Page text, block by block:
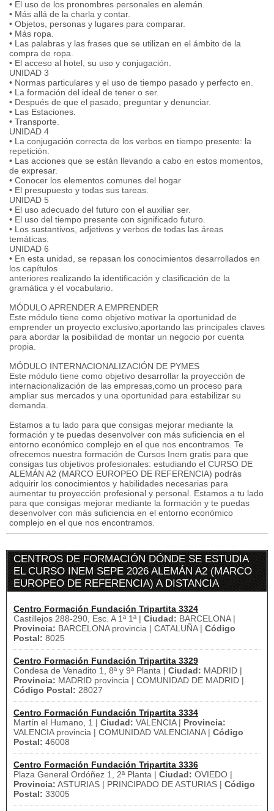
• El uso de los pronombres personales en alemán.
• Más allá de la charla y contar.
• Objetos, personas y lugares para comparar.
• Más ropa.
• Las palabras y las frases que se utilizan en el ámbito de la
compra de ropa.
• El acceso al hotel, su uso y conjugación.
UNIDAD 3
• Normas particulares y el uso de tiempo pasado y perfecto en.
• La formación del ideal de tener o ser.
• Después de que el pasado, preguntar y denunciar.
• Las Estaciones.
• Transporte.
UNIDAD 4
• La conjugación correcta de los verbos en tiempo presente: la
repetición.
• Las acciones que se están llevando a cabo en estos momentos,
de expresar.
• Conocer los elementos comunes del hogar
• El presupuesto y todas sus tareas.
UNIDAD 5
• El uso adecuado del futuro con el auxiliar ser.
• El uso del tiempo presente con significado futuro.
• Los sustantivos, adjetivos y verbos de todas las áreas
temáticas.
UNIDAD 6
• En esta unidad, se repasan los conocimientos desarrollados en
los capítulos
anteriores realizando la identificación y clasificación de la
gramática y el vocabulario.
MÓDULO APRENDER A EMPRENDER
Este módulo tiene como objetivo motivar la oportunidad de
emprender un proyecto exclusivo,aportando las principales claves
para abordar la posibilidad de montar un negocio por cuenta
propia.
MÓDULO INTERNACIONALIZACIÓN DE PYMES
Este módulo tiene como objetivo desarrollar la proyección de
internacionalización de las empresas,como un proceso para
ampliar sus mercados y una oportunidad para estabilizar su
demanda.
Estamos a tu lado para que consigas mejorar mediante la
formación y te puedas desenvolver con más suficiencia en el
entorno económico complejo en el que nos encontramos. Te
ofrecemos nuestra formación de Cursos Inem gratis para que
consigas tus objetivos profesionales: estudiando el CURSO DE
ALEMÁN A2 (MARCO EUROPEO DE REFERENCIA) podrás
adquirir los conocimientos y habilidades necesarias para
aumentar tu proyección profesional y personal. Estamos a tu lado
para que consigas mejorar mediante la formación y te puedas
desenvolver con más suficiencia en el entorno económico
complejo en el que nos encontramos.
CENTROS DE FORMACIÓN DÓNDE SE ESTUDIA
EL CURSO INEM SEPE 2026 ALEMÁN A2 (MARCO
EUROPEO DE REFERENCIA) A DISTANCIA
Centro Formación Fundación Tripartita 3324
Castillejos 288-290, Esc. A 1ª 1ª | Ciudad: BARCELONA |
Provincia: BARCELONA provincia | CATALUÑA | Código
Postal: 8025
Centro Formación Fundación Tripartita 3329
Condesa de Venadito 1, 8ª y 9ª Planta | Ciudad: MADRID |
Provincia: MADRID provincia | COMUNIDAD DE MADRID |
Código Postal: 28027
Centro Formación Fundación Tripartita 3334
Martín el Humano, 1 | Ciudad: VALENCIA | Provincia:
VALENCIA provincia | COMUNIDAD VALENCIANA | Código
Postal: 46008
Centro Formación Fundación Tripartita 3336
Plaza General Ordóñez 1, 2ª Planta | Ciudad: OVIEDO |
Provincia: ASTURIAS | PRINCIPADO DE ASTURIAS | Código
Postal: 33005